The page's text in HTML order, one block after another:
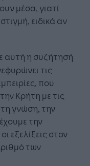
μέσα, γιατί
ειδικά αν
αυτή η συζήτησή
τις
που
Κρήτη με τις
τη γνώση, την
την
εξελίξεις στον
των